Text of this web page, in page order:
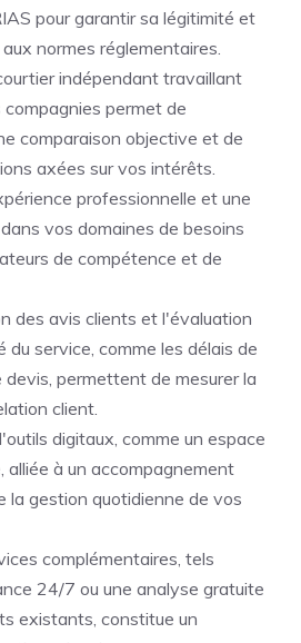
pour garantir sa légitimité et
normes réglementaires.
indépendant travaillant
compagnies permet de
comparaison objective et de
axées sur vos intérêts.
professionnelle et une
vos domaines de besoins
de compétence et de
des avis clients et l'évaluation
du service, comme les délais de
devis, permettent de mesurer la
client.
digitaux, comme un espace
alliée à un accompagnement
la gestion quotidienne de vos
complémentaires, tels
24/7 ou une analyse gratuite
existants, constitue un